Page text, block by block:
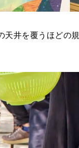
天井を覆うほどの規